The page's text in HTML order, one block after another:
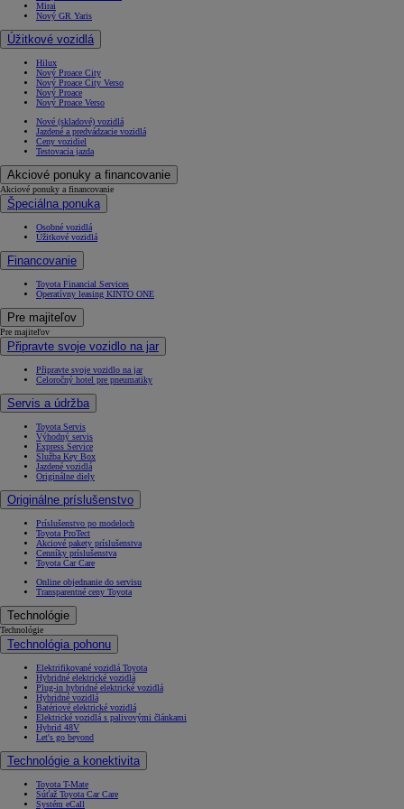
Mirai
Nový GR Yaris
Úžitkové vozidlá
Hilux
Nový Proace City
Nový Proace City Verso
Nový Proace
Nový Proace Verso
Nové (skladové) vozidlá
Jazdené a predvádzacie vozidlá
Ceny vozidiel
Testovacia jazda
Akciové ponuky a financovanie
Akciové ponuky a financovanie
Špeciálna ponuka
Osobné vozidlá
Úžitkové vozidlá
Financovanie
Toyota Financial Services
Operatívny leasing KINTO ONE
Pre majiteľov
Pre majiteľov
Připravte svoje vozidlo na jar
Připravte svoje vozidlo na jar
Celoročný hotel pre pneumatiky
Servis a údržba
Toyota Servis
Výhodný servis
Express Service
Služba Key Box
Jazdené vozidlá
Originálne diely
Originálne príslušenstvo
Príslušenstvo po modeloch
Toyota ProTect
Akciové pakety príslušenstva
Cenníky príslušenstva
Toyota Car Care
Online objednanie do servisu
Transparentné ceny Toyota
Technológie
Technológie
Technológia pohonu
Elektrifikované vozidlá Toyota
Hybridné elektrické vozidlá
Plug-in hybridné elektrické vozidlá
Hybridné vozidlá
Batériové elektrické vozidlá
Elektrické vozidlá s palivovými článkami
Hybrid 48V
Let's go beyond
Technológie a konektivita
Toyota T-Mate
Súťaž Toyota Car Care
Systém eCall